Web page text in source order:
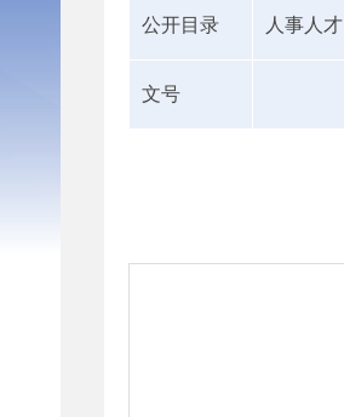
公开目录 人事人才
文号